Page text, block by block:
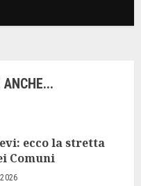
ANCHE...
ecco la stretta
Comuni